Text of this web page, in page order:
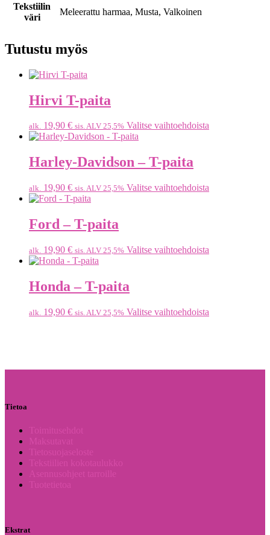
Tekstiilin
väri
Meleerattu harmaa, Musta, Valkoinen
Tutustu myös
Hirvi T-paita
alk. 19,90 € sis. ALV 25,5% Valitse vaihtoehdoista
Harley-Davidson – T-paita
alk. 19,90 € sis. ALV 25,5% Valitse vaihtoehdoista
Ford – T-paita
alk. 19,90 € sis. ALV 25,5% Valitse vaihtoehdoista
Honda – T-paita
alk. 19,90 € sis. ALV 25,5% Valitse vaihtoehdoista
Tietoa
Ekstrat